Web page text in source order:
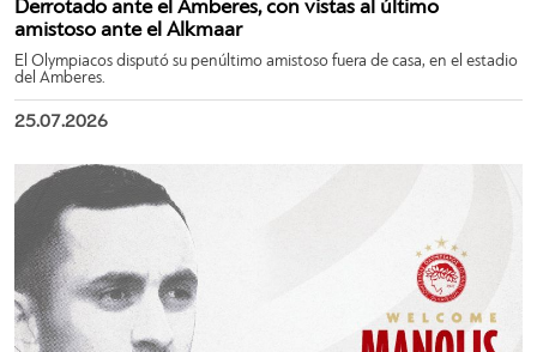
Derrotado ante el Amberes, con vistas al último
amistoso ante el Alkmaar
El Olympiacos disputó su penúltimo amistoso fuera de casa, en el estadio
del Amberes.
25.07.2026